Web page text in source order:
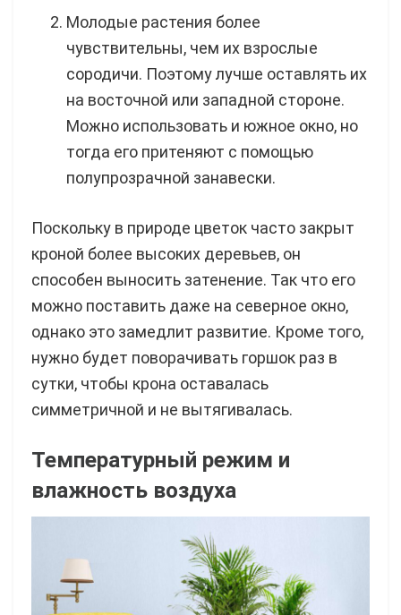
Молодые растения более
чувствительны, чем их взрослые
сородичи. Поэтому лучше оставлять их
на восточной или западной стороне.
Можно использовать и южное окно, но
тогда его притеняют с помощью
полупрозрачной занавески.
Поскольку в природе цветок часто закрыт
кроной более высоких деревьев, он
способен выносить затенение. Так что его
можно поставить даже на северное окно,
однако это замедлит развитие. Кроме того,
нужно будет поворачивать горшок раз в
сутки, чтобы крона оставалась
симметричной и не вытягивалась.
Температурный режим и
влажность воздуха